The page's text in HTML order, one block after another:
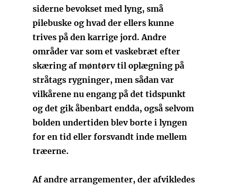
siderne bevokset med lyng, små
pilebuske og hvad der ellers kunne
trives på den karrige jord. Andre
områder var som et vaskebræt efter
skæring af møntørv til oplægning på
stråtags rygninger, men sådan var
vilkårene nu engang på det tidspunkt
og det gik åbenbart endda, også selvom
bolden undertiden blev borte i lyngen
for en tid eller forsvandt inde mellem
træerne.
Af andre arrangementer, der afvikledes